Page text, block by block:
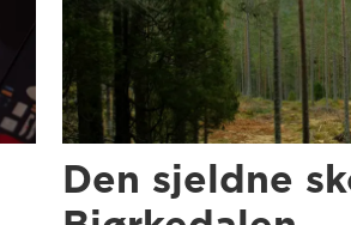
Den sjeldne